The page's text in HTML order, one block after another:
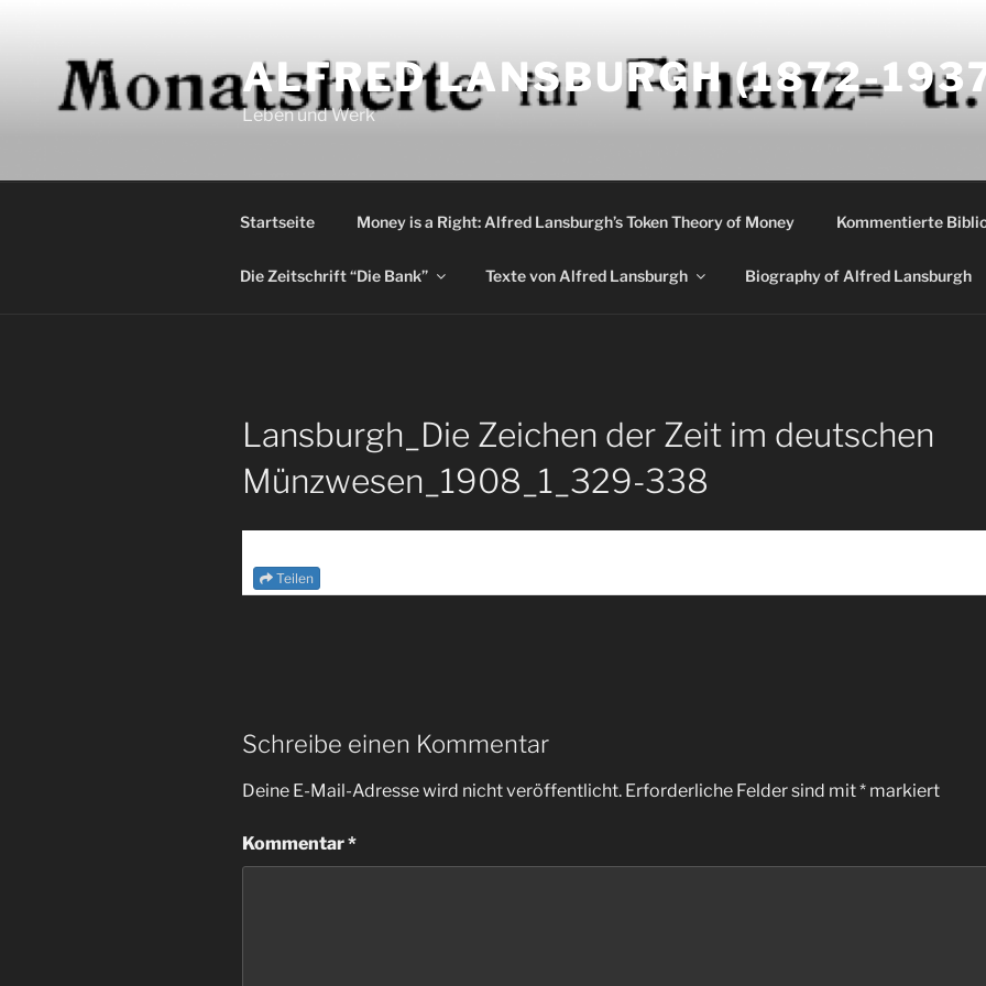
springen
ALFRED LANSBURGH (1872-
Leben und Werk
Startseite Money is a Right: Alfred Lansburgh’s Token Theory of Money Kommentierte
Die Zeitschrift “Die Bank” Texte von Alfred Lansburgh Biography of Alfred Lansburgh
Lansburgh_Die Zeichen der Zeit im deutschen
Münzwesen_1908_1_329-338
Teilen
Schreibe einen Kommentar
Deine E-Mail-Adresse wird nicht veröffentlicht. Erforderliche Felder sind mit* markiert
Kommentar*